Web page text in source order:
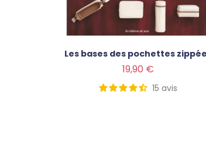
Les bases des pochettes
19,90 €
15 avis